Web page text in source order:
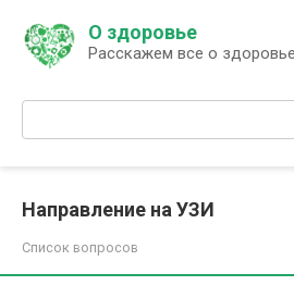
контенту
О здоровье
Расскажем все о здоровье
Поиск:
Направление на УЗИ
Список вопросов